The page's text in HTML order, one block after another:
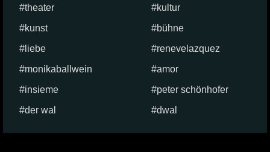
theater
kultur
kunst
bühne
liebe
renevelazquez
monikaballwein
amor
insieme
peter schönhofer
der wal
dwal